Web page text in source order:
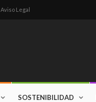
Aviso Legal
SOSTENIBILIDAD